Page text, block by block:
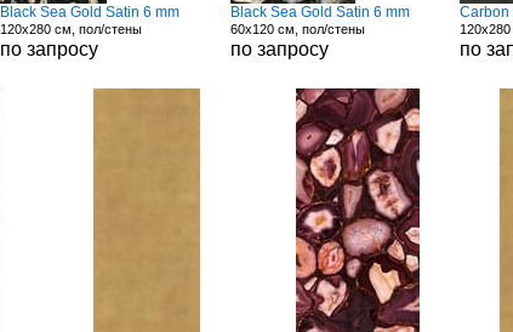
Black Sea Gold Satin 6 mm
120x280 см, пол/стены
по запросу
Black Sea Gold Satin 6 mm
60x120 см, пол/стены
по запросу
Carbon
по